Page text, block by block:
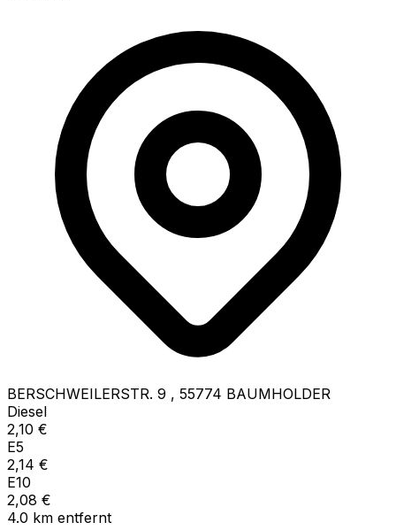
BERSCHWEILERSTR. 9 , 55774 BAUMHOLDER
Diesel
2,10 €
E5
2,14 €
E10
2,08 €
4.0 km entfernt